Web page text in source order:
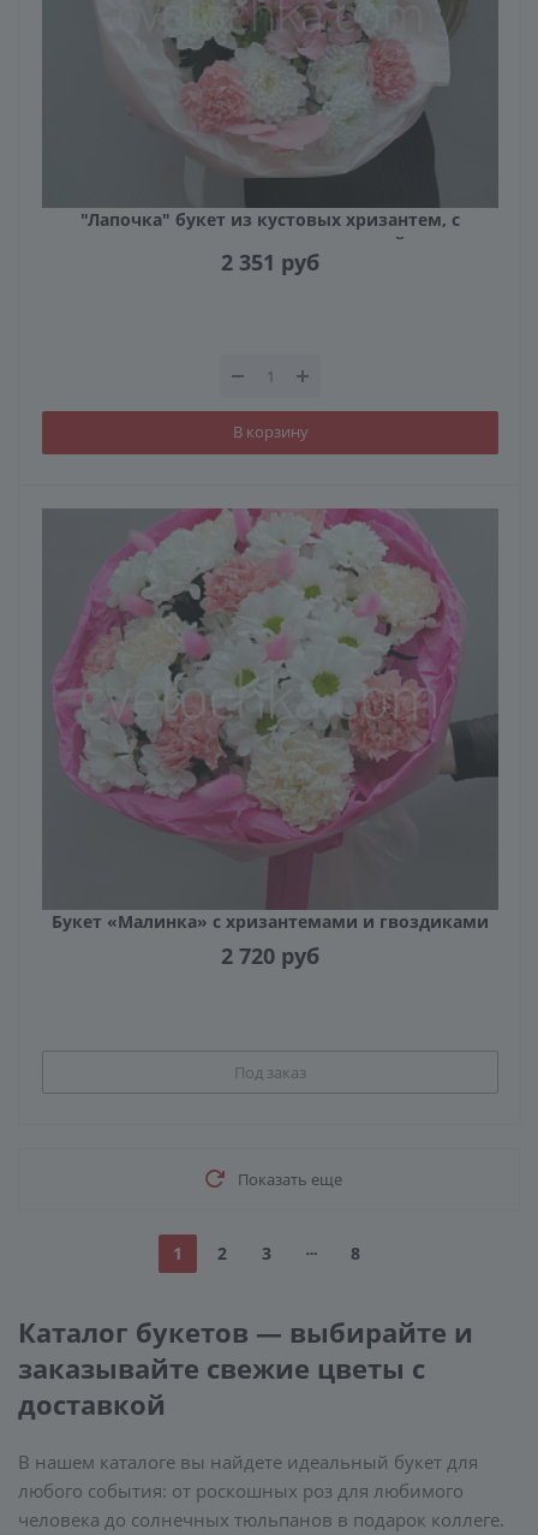
"Лапочка" букет из кустовых хризантем, с
гвоздиками и альстромерией
2 351 руб
В корзину
Букет «Малинка» с хризантемами и гвоздиками
2 720 руб
Под заказ
Показать еще
1 2 3 8
Каталог букетов — выбирайте и
заказывайте свежие цветы с
доставкой
В нашем каталоге вы найдете идеальный букет для
любого события: от роскошных роз для любимого
человека до солнечных тюльпанов в подарок коллеге.